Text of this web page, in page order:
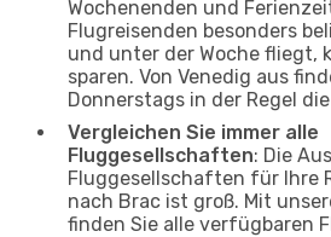
Wochenenden und
Flugreisenden besonders
und unter der Woche fliegt,
sparen. Von Venedig aus
Donnerstags in der Regel
Vergleichen Sie immer alle
Fluggesellschaften: Die
Fluggesellschaften für Ihre
nach Brac ist groß. Mit
finden Sie alle verfügbaren